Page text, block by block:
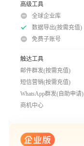
高级工具
全球企业库
数据导出(按需充值)
免费子账号
触达工具
邮件群发(按需充值)
短信营销(按需充值)
WhatsApp群发(自助申请)
商机中心